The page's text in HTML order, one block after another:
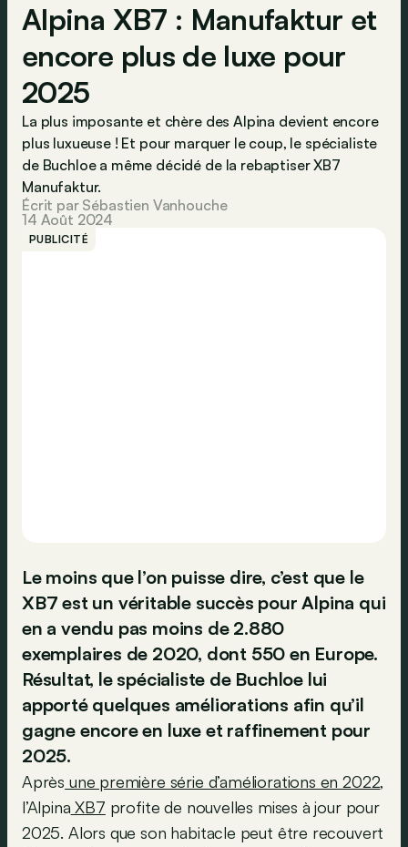
Alpina XB7 : Manufaktur et
encore plus de luxe pour
2025
La plus imposante et chère des Alpina devient encore
plus luxueuse ! Et pour marquer le coup, le spécialiste
de Buchloe a même décidé de la rebaptiser XB7
Manufaktur.
Écrit par Sébastien Vanhouche
14 Août 2024
PUBLICITÉ
Le moins que l’on puisse dire, c’est que le
XB7 est un véritable succès pour Alpina qui
en a vendu pas moins de 2.880
exemplaires de 2020, dont 550 en Europe.
Résultat, le spécialiste de Buchloe lui
apporté quelques améliorations afin qu’il
gagne encore en luxe et raffinement pour
2025.
Après une première série d’améliorations en 2022,
l’Alpina XB7 profite de nouvelles mises à jour pour
2025. Alors que son habitacle peut être recouvert